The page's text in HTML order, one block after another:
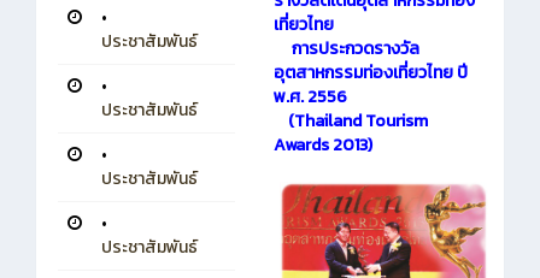
•
ประชาสัมพันธ์
•
ประชาสัมพันธ์
•
ประชาสัมพันธ์
•
ประชาสัมพันธ์
เที่ยวไทย
การประกวดรางวัล
อุตสาหกรรมท่องเที่ยวไทย ปี
พ.ศ. 2556
(Thailand Tourism
Awards 2013)